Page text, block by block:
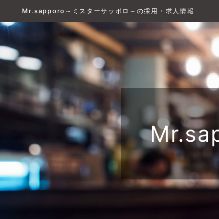
Mr.sapporo～ミスターサッポロ～の採用・求人情報